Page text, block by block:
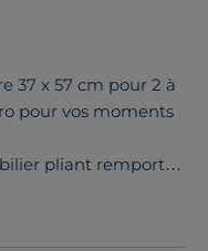
37 x 57 cm pour 2 à
pour vos moments
pliant remporte
de